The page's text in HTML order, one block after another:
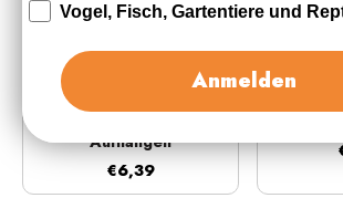
Trixie Vogelspielzeug für
Kanarienvögel 36 cm -
Aufhängen
€6,39
Trixie
Vogel, Fisch, Gartentiere und
Anmelden